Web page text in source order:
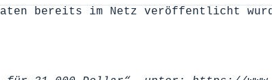
bereits im Netz veröffentlicht